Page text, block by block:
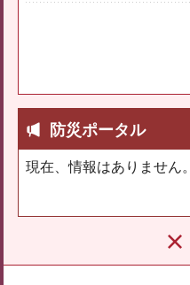
防災ポータル
現在、情報はありません。